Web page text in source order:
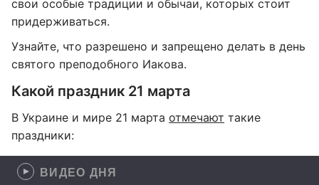
свои особые традиции и обычаи, которых стоит
придерживаться.
Узнайте, что разрешено и запрещено делать в день
святого преподобного Иакова.
Какой праздник 21 марта
В Украине и мире 21 марта отмечают такие
праздники:
ВИДЕО ДНЯ